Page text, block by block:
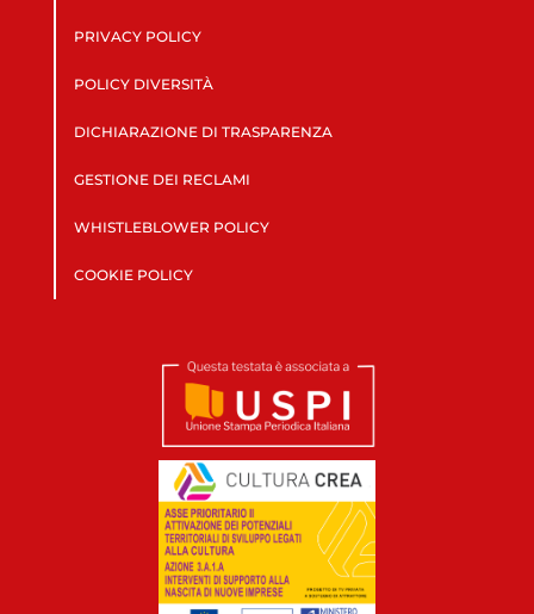
PRIVACY POLICY
POLICY DIVERSITÀ
DICHIARAZIONE DI TRASPARENZA
GESTIONE DEI RECLAMI
WHISTLEBLOWER POLICY
COOKIE POLICY